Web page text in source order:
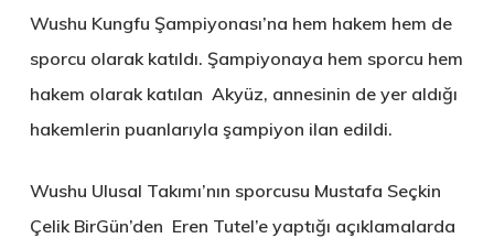
Wushu Kungfu Şampiyonası’na hem hakem hem de
sporcu olarak katıldı. Şampiyonaya hem sporcu hem
hakem olarak katılan Akyüz, annesinin de yer aldığı
hakemlerin puanlarıyla şampiyon ilan edildi.
Wushu Ulusal Takımı’nın sporcusu Mustafa Seçkin
Çelik BirGün’den Eren Tutel’e yaptığı açıklamalarda